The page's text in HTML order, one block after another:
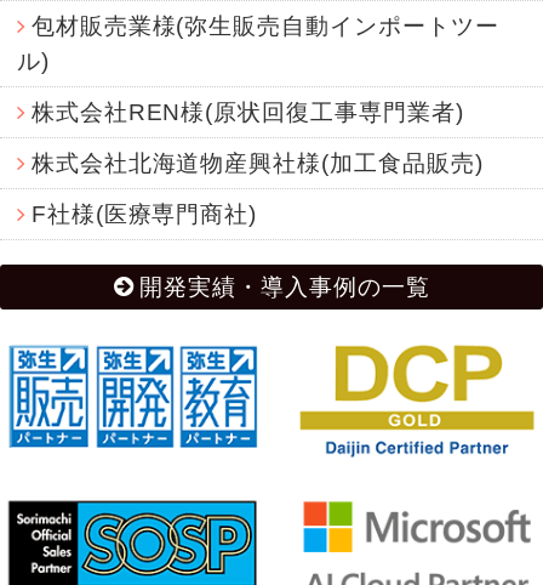
包材販売業様(弥生販売自動インポートツー
ル)
株式会社REN様(原状回復工事専門業者)
株式会社北海道物産興社様(加工食品販売)
F社様(医療専門商社)
開発実績・導入事例の一覧